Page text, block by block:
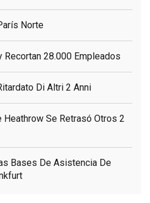
Norte
28.000 Empleados
Di Altri 2 Anni
Heathrow Se Retrasó Otros 2
Bases De Asistencia De